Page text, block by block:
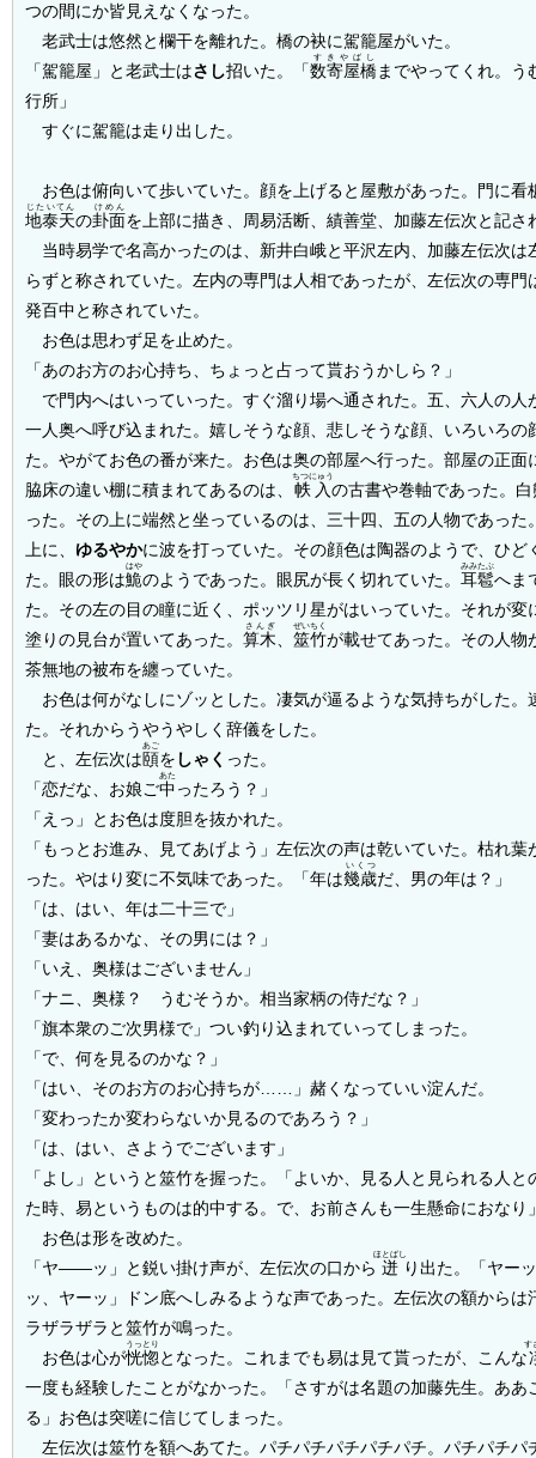
つの間にか皆見えなくなった。
老武士は悠然と欄干を離れた。橋の袂に駕籠屋がいた。
「駕籠屋」と老武士はさし招いた。「数寄屋橋
すきやばし
までやってくれ。
行所」
すぐに駕籠は走り出した。
お色は俯向いて歩いていた。顔を上げると屋敷があった。門に看
地泰天
じたいてん
の卦面
けめん
を上部に描き、周易活断、績善堂、加藤左伝次と記さ
当時易学で名高かったのは、新井白峨と平沢左内、加藤左伝次は
らずと称されていた。左内の専門は人相であったが、左伝次の専門
発百中と称されていた。
お色は思わず足を止めた。
「あのお方のお心持ち、ちょっと占って貰おうかしら？」
で門内へはいっていった。すぐ溜り場へ通された。五、六人の人
一人奥へ呼び込まれた。嬉しそうな顔、悲しそうな顔、いろいろの
た。やがてお色の番が来た。お色は奥の部屋へ行った。部屋の正面
脇床の違い棚に積まれてあるのは、 帙入
ちつにゅう
の古書や巻軸であった。
った。その上に端然と坐っているのは、三十四、五の人物であった
上に、 ゆるやかに波を打っていた。その顔色は陶器のようで、ひど
た。眼の形は鮠
はや
のようであった。眼尻が長く切れていた。耳髱
みみたぶ
へま
た。その左の目の瞳に近く、ポッツリ星がはいっていた。それが変
塗りの見台が置いてあった。算木
さんぎ
、筮竹
ぜいちく
が載せてあった。その人物
茶無地の被布を纏っていた。
お色は何がなしにゾッとした。凄気が逼るような気持ちがした。
た。それからうやうやしく辞儀をした。
と、左伝次は頤
あご
を しゃく った。
「恋だな、お娘ご中
あた
ったろう？」
「えっ」とお色は度胆を抜かれた。
「もっとお進み、見てあげよう」左伝次の声は乾いていた。枯れ
った。やはり変に不気味であった。「年は幾歳
いくつ
だ、男の年は？」
「は、はい、年は二十三で」
「妻はあるかな、その男には？」
「いえ、奥様はございません」
「ナニ、奥様？ うむそうか。相当家柄の侍だな？」
「旗本衆のご次男様で」つい釣り込まれていってしまった。
「で、何を見るのかな？」
「はい、そのお方のお心持ちが……」赭くなっていい淀んだ。
「変わったか変わらないか見るのであろう？」
「は、はい、さようでございます」
「よし」というと筮竹を握った。「よいか、見る人と見られる人
た時、易というものは的中する。で、お前さんも一生懸命におなり
お色は形を改めた。
「ヤ――ッ」と鋭い掛け声が、左伝次の口から 迸
ほとばし
り出た。「ヤー
ッ、ヤーッ」ドン底へしみるような声であった。左伝次の額からは
ラザラザラと筮竹が鳴った。
お色は心が恍惚
うっとり
となった。これまでも易は見て貰ったが、こんな
す
一度も経験したことがなかった。「さすがは名題の加藤先生。ああ
る」お色は突嗟に信じてしまった。
左伝次は筮竹を額へあてた。パチパチパチパチパチ。パチパチパ